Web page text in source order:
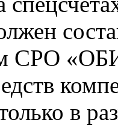
СРО
в